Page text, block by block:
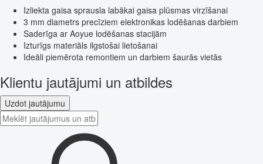
Izliekta gaisa sprausla labākai gaisa plūsmas virzīšanai
3 mm diametrs precīziem elektronikas lodēšanas darbiem
Saderīga ar Aoyue lodēšanas stacijām
Izturīgs materiāls ilgstošai lietošanai
Ideāli piemērota remontiem un darbiem šaurās vietās
Klientu jautājumi un atbildes
Uzdot jautājumu